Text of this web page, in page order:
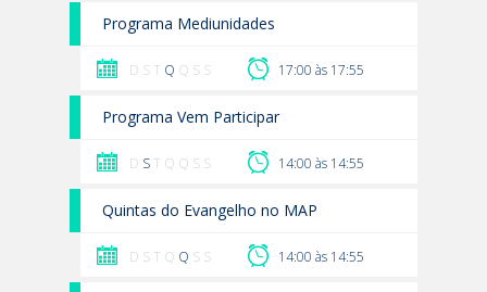
Programa Mediunidades
D S T Q Q S S 17:00 às 17:55
Programa Vem Participar
D S T Q Q S S 14:00 às 14:55
Quintas do Evangelho no MAP
D S T Q Q S S 14:00 às 14:55